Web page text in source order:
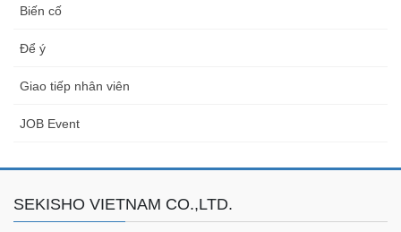
Biến cố
Để ý
Giao tiếp nhân viên
JOB Event
SEKISHO VIETNAM CO.,LTD.